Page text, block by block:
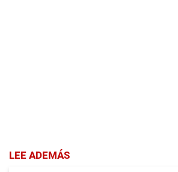
LEE ADEMÁS